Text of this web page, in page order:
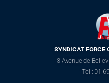
SYNDICAT FORCE
3 Avenue de
Tel :